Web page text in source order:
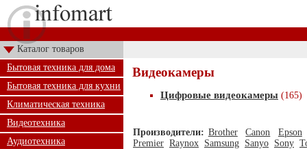
Каталог товаров
Бытовая техника для дома
Бытовая техника для кухни
Климатическая техника
Видеотехника
Аудиотехника
Видеокамеры
Цифровые видеокамеры (165)
Производители: Brother Canon
Epson
Premier Raynox Samsung Sanyo Sony